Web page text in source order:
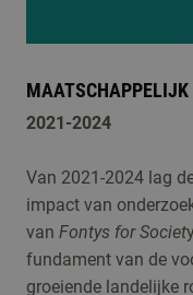
2021-2024
Van 2021-2024 lag
impact van
van Fontys for Societ
fundament van de
groeiende landelijke